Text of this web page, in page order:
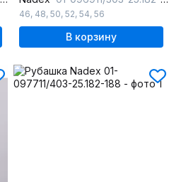
46, 48, 50, 52, 54, 56
В корзину